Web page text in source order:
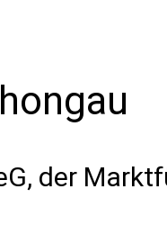
der